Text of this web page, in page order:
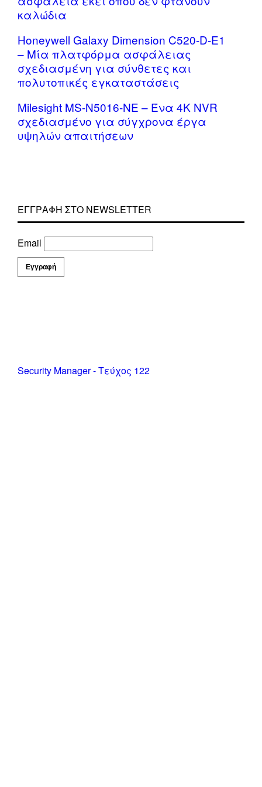
καλώδια
Honeywell Galaxy Dimension C520-D-E1
– Μία πλατφόρμα ασφάλειας
σχεδιασμένη για σύνθετες και
πολυτοπικές εγκαταστάσεις
Milesight MS-N5016-NE – Ένα 4K NVR
σχεδιασμένο για σύγχρονα έργα
υψηλών απαιτήσεων
ΕΓΓΡΑΦΗ ΣΤΟ NEWSLETTER
Email
Security Manager - Τεύχος 122